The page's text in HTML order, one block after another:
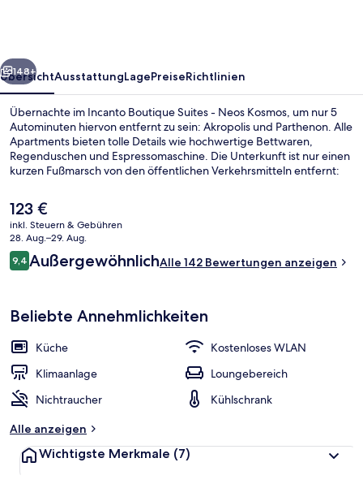
Weiter
148+
ÜbersichtAusstattungLagePreiseRichtlinien
Übernachte im Incanto Boutique Suites - Neos Kosmos, um nur 5
Autominuten hiervon entfernt zu sein: Akropolis und Parthenon. Alle
Apartments bieten tolle Details wie hochwertige Bettwaren,
Regenduschen und Espressomaschine. Die Unterkunft ist nur einen
kurzen Fußmarsch von den öffentlichen Verkehrsmitteln entfernt:
bzw. 6 Minuten (U-Bahn-Haltestelle Neos Kosmos).
Der
aktuelle
Preis
beträgt
123 €.
123 €
inkl. Steuern & Gebühren
28. Aug.–29. Aug.
Bewertungen
9,49,4 von 10.
AußergewöhnlichAlle 142 Bewertungen anzeigen
Beliebte Annehmlichkeiten
Küche
Kostenloses WLAN
Klimaanlage
Loungebereich
Nichtraucher
Kühlschrank
Alle anzeigen
Wichtigste Merkmale (7)